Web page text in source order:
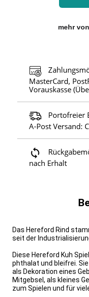
mehr
MasterCard,
Vorauskasse
Portofreier
A-Post Versand:
nach Erhalt
Das Hereford Rind
seit der
Diese Hereford Kuh
phthalat und bleifrei.
als Dekoration eines
Mitgebsel, als kleines
zum Spielen und für